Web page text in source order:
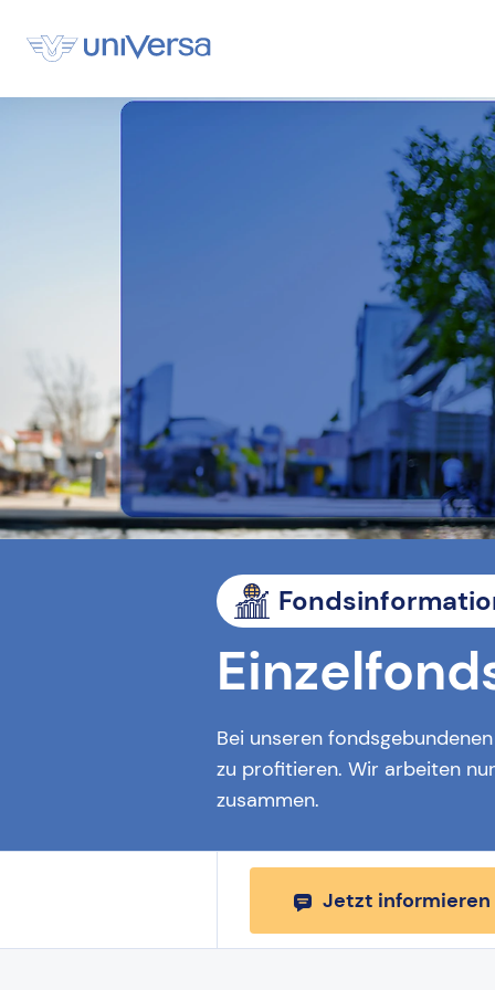
Bei unseren
zu profitieren. Wir arbeiten
zusammen.
Jetzt informieren